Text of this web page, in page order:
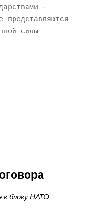
-
представляются
силы
к блоку НАТО